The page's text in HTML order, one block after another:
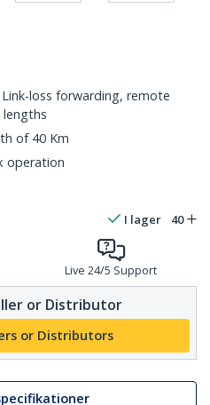
loss forwarding, remote
of 40 Km
operation
I lager 40
Live 24/5 Support
or Distributor
or Distributors